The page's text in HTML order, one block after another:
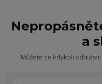
a
Můžete se kdykoli